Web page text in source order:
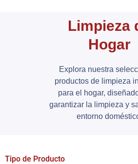
Limpieza
Hogar
Explora nuestra
productos de limpieza
para el hogar,
garantizar la limpieza y
entorno
Tipo de Producto